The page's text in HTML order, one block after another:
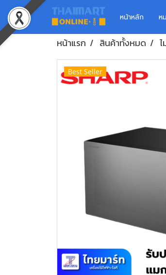
หน้าหลัก ห
หน้าแรก สินค้าทั้งหมด
Best Seller